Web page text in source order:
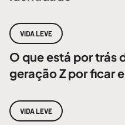
VIDA LEVE
O que está por trás
geração Z por ficar
VIDA LEVE